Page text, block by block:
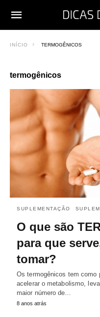
INÍCIO TERMOGÊNICOS
termogênicos
SUPLEMENTAÇÃO
O que são
para que
tomar?
Os termogênicos tem como
acelerar o metabolismo,
maior número de…
8 anos atrás